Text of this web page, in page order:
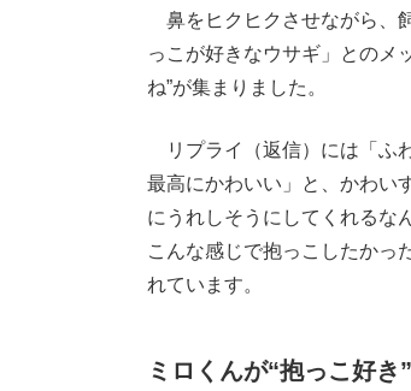
鼻をヒクヒクさせながら、
っこが好きなウサギ」とのメ
ね”が集まりました。
リプライ（返信）には「ふ
最高にかわいい」と、かわい
にうれしそうにしてくれるな
こんな感じで抱っこしたかっ
れています。
ミロくんが“抱っこ好き